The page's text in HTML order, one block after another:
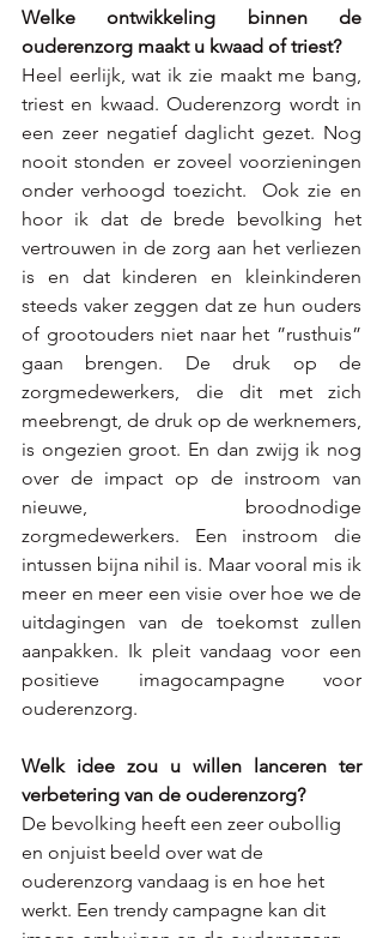
Welke ontwikkeling binnen de
ouderenzorg maakt u kwaad of triest?
Heel eerlijk, wat ik zie maakt me bang,
triest en kwaad. Ouderenzorg wordt in
een zeer negatief daglicht gezet. Nog
nooit stonden er zoveel voorzieningen
onder verhoogd toezicht.  Ook zie en
hoor ik dat de brede bevolking het
vertrouwen in de zorg aan het verliezen
is en dat kinderen en kleinkinderen
steeds vaker zeggen dat ze hun ouders
of grootouders niet naar het ”rusthuis”
gaan brengen. De druk op de
zorgmedewerkers, die dit met zich
meebrengt, de druk op de werknemers,
is ongezien groot. En dan zwijg ik nog
over de impact op de instroom van
nieuwe, broodnodige
zorgmedewerkers. Een instroom die
intussen bijna nihil is. Maar vooral mis ik
meer en meer een visie over hoe we de
uitdagingen van de toekomst zullen
aanpakken. Ik pleit vandaag voor een
positieve imagocampagne voor
ouderenzorg.
Welk idee zou u willen lanceren ter
verbetering van de ouderenzorg?
De bevolking heeft een zeer oubollig
en onjuist beeld over wat de
ouderenzorg vandaag is en hoe het
werkt. Een trendy campagne kan dit